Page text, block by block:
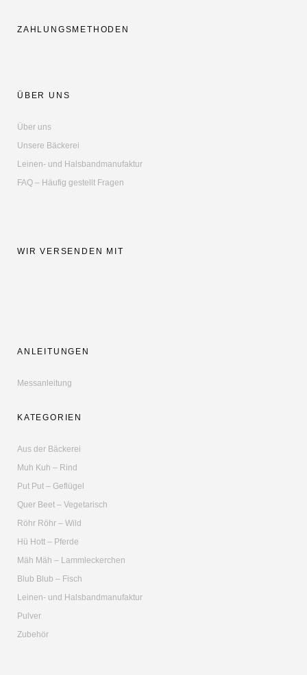
ZAHLUNGSMETHODEN
ÜBER UNS
Über uns
Unsere Bäckerei
Leinen- und Halsbandmanufaktur
FAQ – Häufig gestellt Fragen
WIR VERSENDEN MIT
ANLEITUNGEN
Messanleitung
KATEGORIEN
Aus der Bäckerei
Muh Kuh – Rind
Put Put – Geflügel
Quer Beet – Vegetarisch
Röhr Röhr – Wild
Hü Hott – Pferde
Mäh Mäh – Lammleckerchen
Blub Blub – Fisch
Leinen- und Halsbandmanufaktur
Pulver
Zubehör